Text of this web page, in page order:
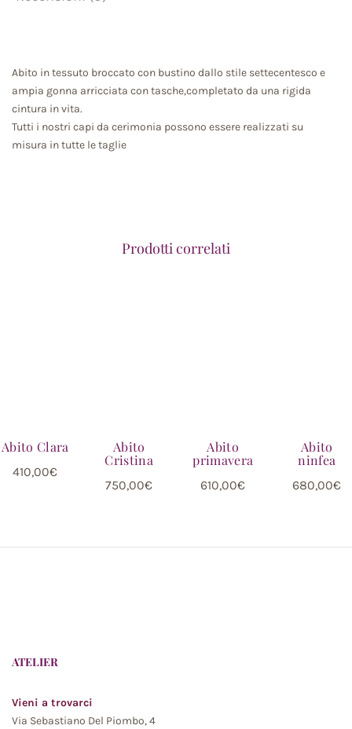
Abito in tessuto broccato con bustino dallo stile settecentesco e
ampia gonna arricciata con tasche,completato da una rigida
cintura in vita.
Tutti i nostri capi da cerimonia possono essere realizzati su
misura in tutte le taglie
Prodotti correlati
Abito Clara
410,00€
Abito
Cristina
750,00€
Abito
primavera
610,00€
Abito
ninfea
680,00€
ATELIER
Vieni a trovarci
Via Sebastiano Del Piombo, 4